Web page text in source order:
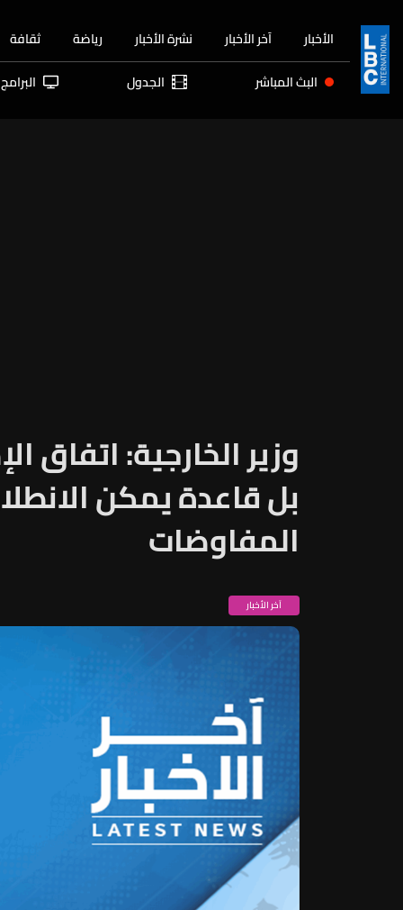
الأخبار آخر الأخبار نشرة الأخبار رياضة ثقافة
البث المباشر الجدول البرامج
وزير الخارجية: اتفاق
بل قاعدة يمكن
المفاوضات
آخر الأخبار